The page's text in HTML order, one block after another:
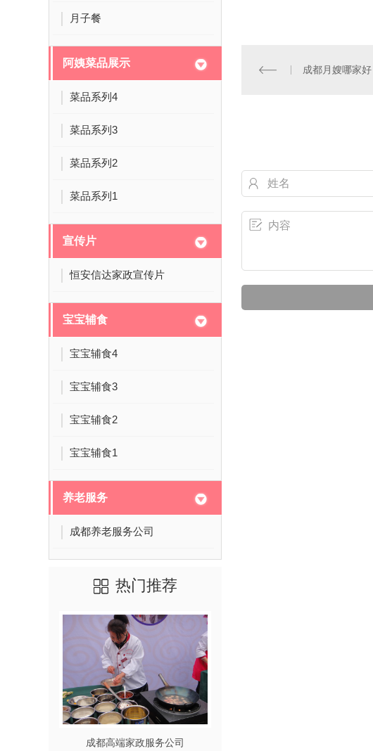
月子餐
阿姨菜品展示
菜品系列4
菜品系列3
菜品系列2
菜品系列1
宣传片
恒安信达家政宣传片
宝宝辅食
宝宝辅食4
宝宝辅食3
宝宝辅食2
宝宝辅食1
养老服务
成都养老服务公司
热门推荐
成都高端家政服务公司
成都月嫂哪家好